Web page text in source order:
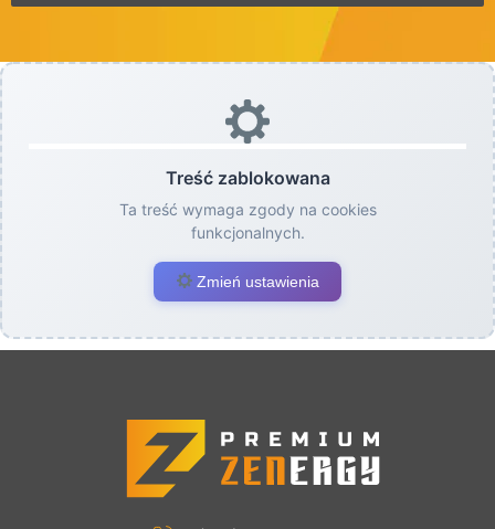
Treść zablokowana
Ta treść wymaga zgody na cookies
funkcjonalnych.
Zmień ustawienia